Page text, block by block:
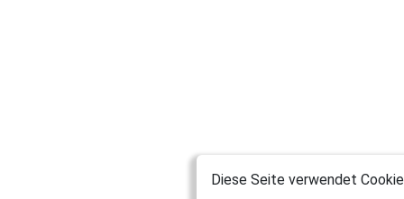
Diese Seite verwendet